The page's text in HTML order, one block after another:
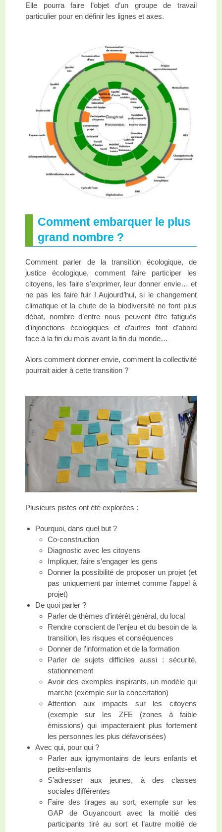
Elle pourra faire l’objet d’un groupe de travail
particulier pour en définir les lignes et axes.
Comment embarquer le plus
grand nombre ?
Comment parler de la transition écologique, de
justice écologique, comment faire participer les
citoyens, les faire s’exprimer, leur donner envie… et
ne pas les faire fuir ! Aujourd’hui, si le changement
climatique et la chute de la biodiversité ne font plus
débat, nombre d’entre nous peuvent être fatigués
d’injonctions écologiques et d’autres font d’abord
face à la fin du mois avant la fin du monde…
Alors comment donner envie, comment la collectivité
pourrait aider à cette transition ?
Plusieurs pistes ont été explorées :
Pourquoi, dans quel but ?
Co-construction
Diagnostic avec les citoyens
Impliquer, faire s’engager les gens
Donner la possibilité de proposer un projet (et
pas uniquement par internet comme l’appel à
projet)
De quoi parler ?
Parler de thèmes d’intérêt général, du local
Rendre conscient de l’enjeu et du besoin de la
transition, les risques et conséquences
Donner de l’information et de la formation
Parler de sujets difficiles aussi : sécurité,
stationnement
Avoir des exemples inspirants, un modèle qui
marche (exemple sur la concertation)
Attention aux impacts sur les citoyens
(exemple sur les ZFE (zones à faible
émissions) qui impacteraient plus fortement
les personnes les plus défavorisées)
Avec qui, pour qui ?
Parler aux ignymontains de leurs enfants et
petits-enfants
S’adresser aux jeunes, à des classes
sociales différentes
Faire des tirages au sort, exemple sur les
GAP de Guyancourt avec la moitié des
participants tiré au sort et l’autre moitié de